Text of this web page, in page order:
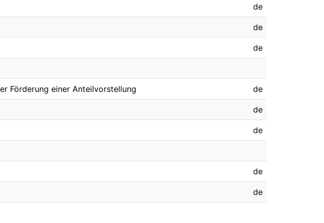
de
de
de
Förderung einer Anteilvorstellung de
de
de
de
de